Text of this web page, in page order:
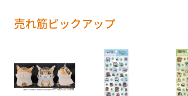
売れ筋ピックアップ